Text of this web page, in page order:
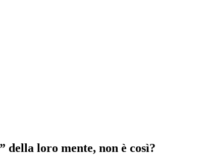
loro mente, non è così?